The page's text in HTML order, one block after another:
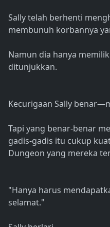
Sally telah berhenti
membunuh korbannya
Namun dia hanya
ditunjukkan.
Kecurigaan Sally
Tapi yang benar-benar
gadis-gadis itu cukup
Dungeon yang mereka
"Hanya harus
selamat."